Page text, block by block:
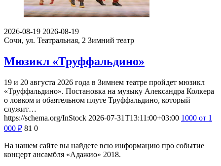
2026-08-19 2026-08-19
Сочи, ул. Театральная, 2 Зимний театр
Мюзикл «Труффальдино»
19 и 20 августа 2026 года в Зимнем театре пройдет мюзикл
«Труффальдино». Постановка на музыку Александра Колкера
о ловком и обаятельном плуте Труффальдино, который
служит…
https://schema.org/InStock 2026-07-31T13:11:00+03:00 1000 от 1
000 ₽ 81 0
На нашем сайте вы найдете всю информацию про событие
концерт ансамбля «Адажио» 2018.